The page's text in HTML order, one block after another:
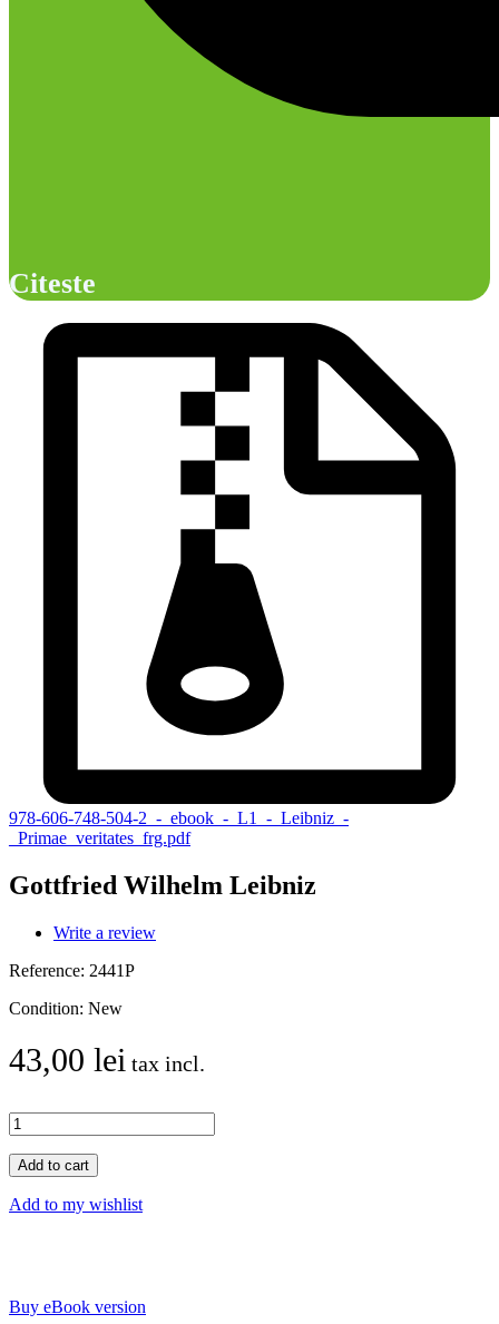
Citeste
978-606-748-504-2_-_ebook_-_L1_-_Leibniz_-
_Primae_veritates_frg.pdf
Gottfried Wilhelm Leibniz
Write a review
Reference: 2441P
Condition: New
43,00 lei tax incl.
Add to cart
Add to my wishlist
Buy eBook version